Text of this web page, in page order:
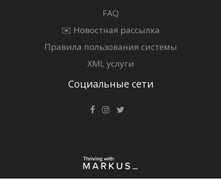
FAQ
✉️ Новостная рассылка
Правила пользования системы
XML услуги
Социальные сети